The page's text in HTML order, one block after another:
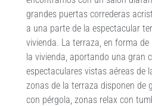
grandes puertas correderas
a una parte de la espectacular
vivienda. La terraza, en forma de
la vivienda, aportando una gran
espectaculares vistas aéreas de
zonas de la terraza disponen de
con pérgola, zonas relax con